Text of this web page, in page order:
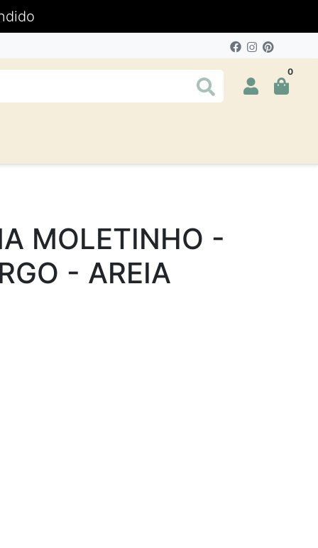
0
MOLETINHO -
- AREIA